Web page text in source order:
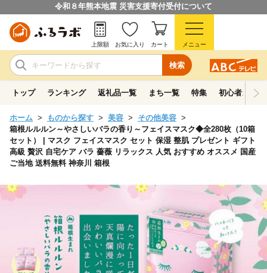
令和８年熊本地震 災害支援寄付受付について
検索
上限額 お気に入り カート メニュー
トップ ランキング 返礼品一覧 まち一覧 特集 初心者ガイド
ホーム ものから探す 美容
その他美容
箱根ルルルン～やさしいバラの香り～フェイスマスク◆全280枚（10箱
セット） | マスク フェイスマスク セット 保湿 整肌 プレゼント ギフト
高級 贅沢 自宅ケア バラ 薔薇 リラックス 人気 おすすめ オススメ 国産
ご当地 送料無料 神奈川 箱根